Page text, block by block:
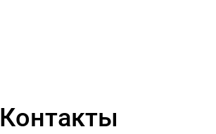
Контакты